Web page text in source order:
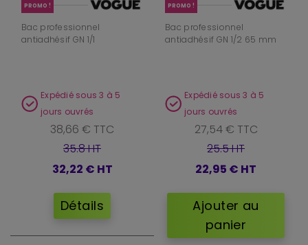
PROMO !
Bac professionnel
antiadhésif GN 1/1
Expédié sous 3 à 5
jours ouvrés
38,66 € TTC
35.8 HT
32,22 € HT
Détails
PROMO !
Bac professionnel
antiadhésif GN 1/2 65 mm
Expédié sous 3 à 5
jours ouvrés
27,54 € TTC
25.5 HT
22,95 € HT
Ajouter au
panier